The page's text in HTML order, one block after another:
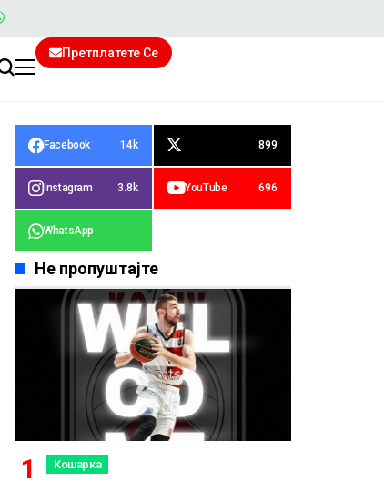
Претплатете Се
Facebook 14k 899
Instagram 3.8k YouTube 696
WhatsApp
Не пропуштајте
Кошарка